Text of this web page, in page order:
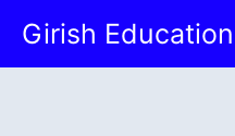
content
Girish Education